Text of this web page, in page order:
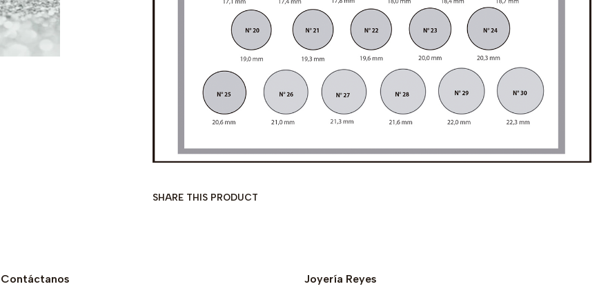
SHARE THIS PRODUCT
Contáctanos Joyería Reyes